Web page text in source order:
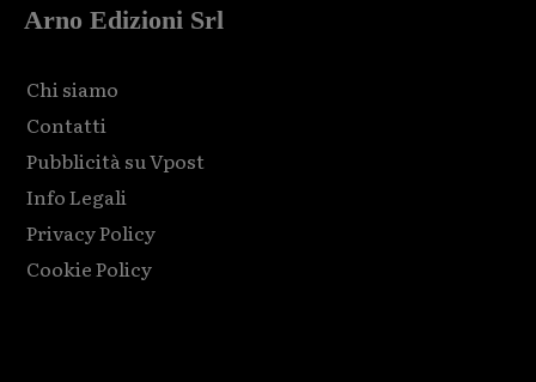
Arno Edizioni Srl
Chi siamo
Contatti
Pubblicità su Vpost
Info Legali
Privacy Policy
Cookie Policy